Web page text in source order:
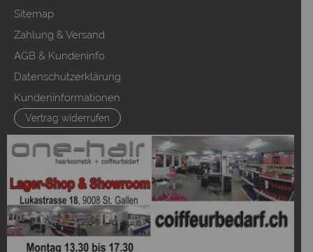
Sitemap
Zahlung & Versand
AGB & Kundeninfo
Datenschutzerklärung
Kundeninformationen
Vertrag widerrufen